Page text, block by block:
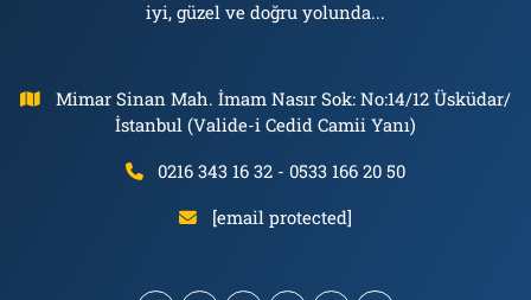
iyi, güzel ve doğru yolunda...
Mimar Sinan Mah. İmam Nasır Sok: No:14/12 Üsküdar/
İstanbul (Valide-i Cedid Camii Yanı)
0216 343 16 32 - 0533 166 20 50
[email protected]